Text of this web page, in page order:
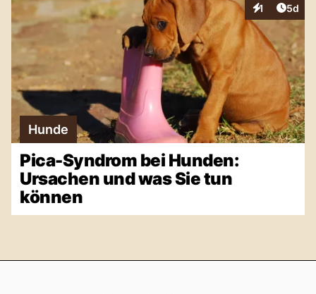
1
Interaktionen
5d
Hunde
Pica-Syndrom bei Hunden:
Ursachen und was Sie tun
können